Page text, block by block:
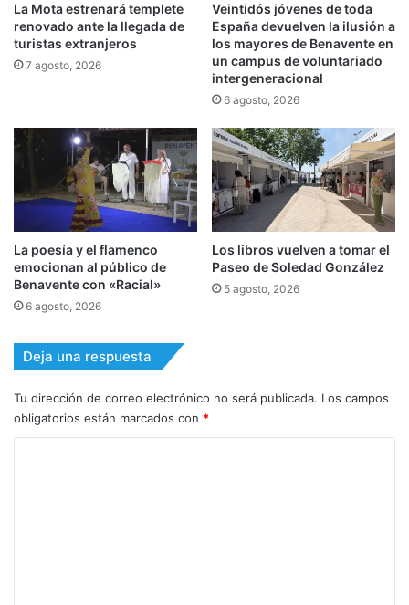
La Mota estrenará templete
renovado ante la llegada de
turistas extranjeros
7 agosto, 2026
Veintidós jóvenes de toda
España devuelven la ilusión a
los mayores de Benavente en
un campus de voluntariado
intergeneracional
6 agosto, 2026
La poesía y el flamenco
emocionan al público de
Benavente con «Racial»
6 agosto, 2026
Los libros vuelven a tomar el
Paseo de Soledad González
5 agosto, 2026
Deja una respuesta
Tu dirección de correo electrónico no será publicada. Los campos
obligatorios están marcados con *